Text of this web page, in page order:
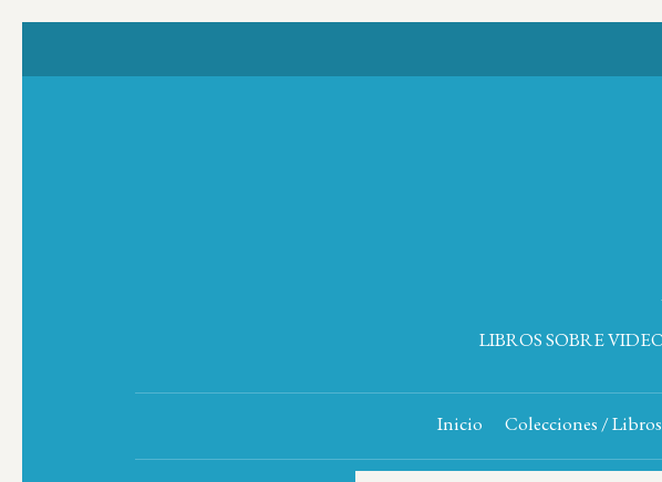
LIBROS SOBRE
Inicio Colecciones / Libros